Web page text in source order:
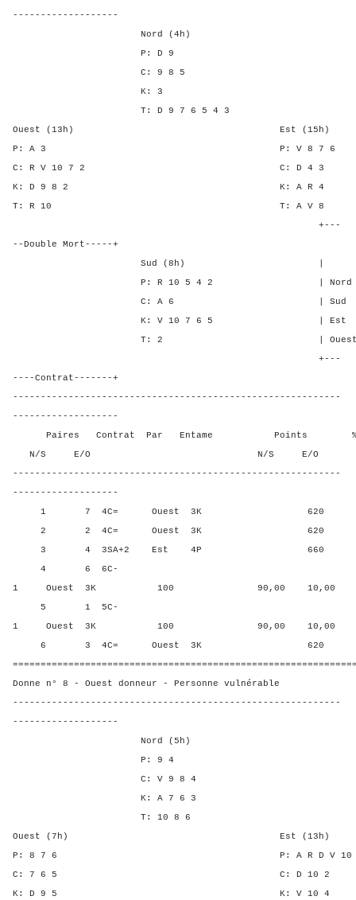
-------------------
Nord (4h)
P: D 9
C: 9 8 5
K: 3
T: D 9 7 6 5 4 3
Ouest (13h) Est (15h)
P: A 3 P: V 8
C: R V 10 7 2 C: D
K: D 9 8 2 K: A
T: R 10 T: A
+---
--Double Mort-----+
Sud (8h) | SA P C
P: R 10 5 4 2 | Nord -
C: A 6 | Sud - -
K: V 10 7 6 5 | Est 5 2
T: 2 | Ouest 5 2 5
+---
----Contrat-------+
-----------------------------------------------------------
-------------------
Paires Contrat Par Entame Points %
N/S E/O N/S E/O N/
-----------------------------------------------------------
-------------------
1 7 4C= Ouest 3K 620
2 2 4C= Ouest 3K 620
3 4 3SA+2 Est 4P 660 0,00
4 6 6C-
1 Ouest 3K 100 90,00 10,00
5 1 5C-
1 Ouest 3K 100 90,00 10,00
6 3 4C= Ouest 3K 620
Donne n° 8 - Ouest donneur - Personne vulnérable
-----------------------------------------------------------
-------------------
Nord (5h)
P: 9 4
C: V 9 8 4
K: A 7 6 3
T: 10 8 6
Ouest (7h) Est (13h)
P: 8 7 6 P: A R D V
C: 7 6 5 C: D
K: D 9 5 K: V